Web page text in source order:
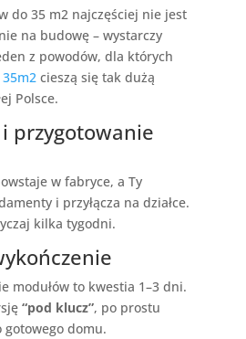
do 35 m2 najczęściej nie jest
na budowę – wystarczy
z powodów, dla których
cieszą się tak dużą
Polsce.
przygotowanie
w fabryce, a Ty
i przyłącza na działce.
kilka tygodni.
modułów to kwestia 1–3 dni.
“pod klucz”, po prostu
gotowego domu.